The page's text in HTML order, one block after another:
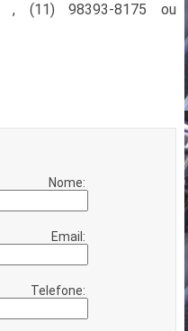
, (11) 98393-8175 ou
Nome:
Email:
Telefone: